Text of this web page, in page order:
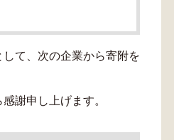
て、次の企業から寄附を
謝申し上げます。